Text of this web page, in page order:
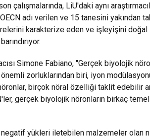
çalışmalarında, LiU'daki aynı
adı verilen ve 15 tanesini yakından
karakterize eden ve işleyişini doğal
Simone Fabiano, "Gerçek biyolojik
zorluklarından biri, iyon
birçok nöral özelliği taklit edebilir
gerçek biyolojik nöronların birkaç temel
yükleri iletebilen malzemeler olan